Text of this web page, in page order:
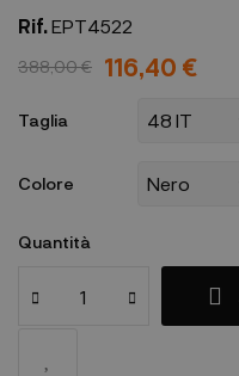
Rif.EPT4522
388,00 € 116,40 €
Taglia
Colore
Quantità